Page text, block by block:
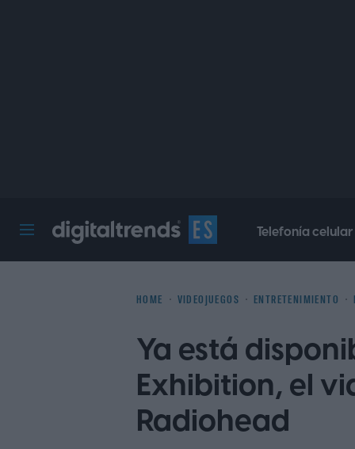
Telefonía celular
HOME VIDEOJUEGOS ENTRETENIMIENTO
Ya está
Exhibition, el
Radiohead